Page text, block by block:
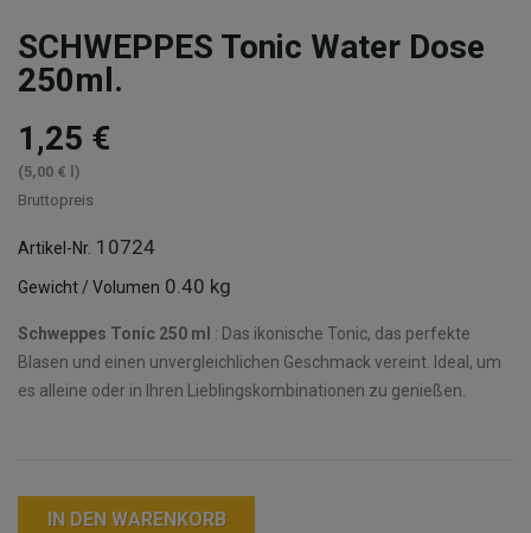
SCHWEPPES Tonic Water Dose
250ml.
1,25 €
(5,00 € l)
Bruttopreis
Artikel-Nr. 10724
Gewicht / Volumen 0.40 kg
Schweppes Tonic 250 ml : Das ikonische Tonic, das perfekte
Blasen und einen unvergleichlichen Geschmack vereint. Ideal, um
es alleine oder in Ihren Lieblingskombinationen zu genießen.
IN DEN WARENKORB